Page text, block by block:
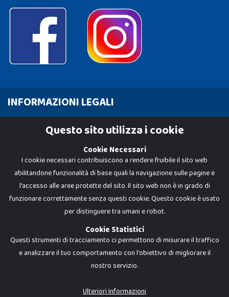
INFORMAZIONI LEGALI
Cookie Policy
Dadi e Mattoncini è un brand di Giocabene Srl. Ogni riproduzione o utilizzo non
I prezzi e le promozioni pubblicate potrebbero differire da quanto esposto in
Questo sito utilizza i cookie
Cookie Necessari
I cookie necessari contribuiscono a rendere fruibile il sito web
abilitandone funzionalità di base quali la navigazione sulle pagine e
l'accesso alle aree protette del sito. Il sito web non è in grado di
funzionare correttamente senza questi cookie. Questo cookie è usato
per distinguere tra umani e robot.
Cookie Statistici
Questi strumenti di tracciamento ci permettono di misurare il traffico
e analizzare il tuo comportamento con l'obiettivo di migliorare il
nostro servizio.
Ulteriori Informazioni